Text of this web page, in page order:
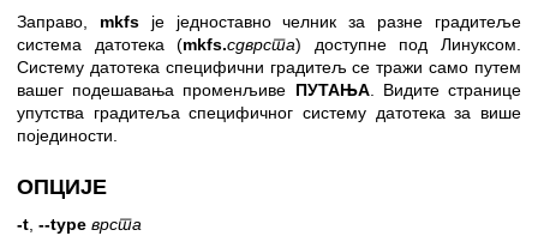
Заправо, mkfsје једноставно челник за разне градитеље
система датотека (mkfs.сдврста) доступне под Линуксом.
Систему датотека специфични градитељ се тражи само путем
вашег подешавања променљиве ПУТАЊА. Видите странице
упутства градитеља специфичног систему датотека за више
појединости.
ОПЦИЈЕ
-t --type врста